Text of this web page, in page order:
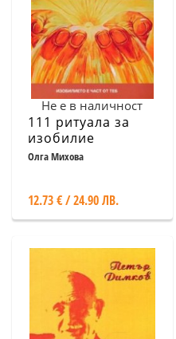
Не е в наличност
111 ритуала за
изобилие
Олга Михова
12.73 € / 24.90 ЛВ.